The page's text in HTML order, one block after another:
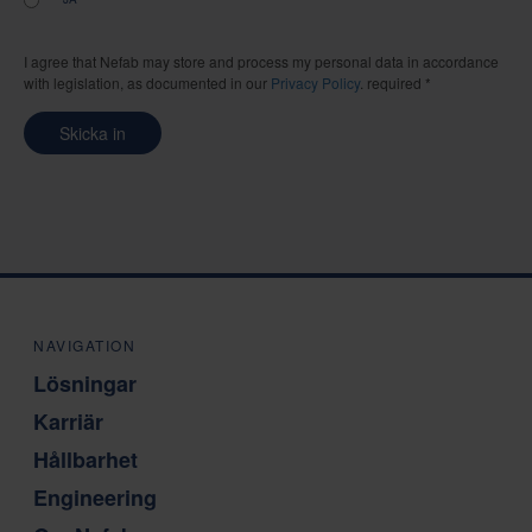
I agree that Nefab may store and process my personal data in accordance
with legislation, as documented in our Privacy Policy. required *
Skicka in
NAVIGATION
Lösningar
Karriär
Hållbarhet
Engineering